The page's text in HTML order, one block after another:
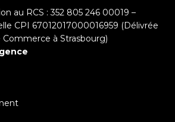
au RCS : 352 805 246 00019 –
CPI 67012017000016959 (Délivrée
à Strasbourg)